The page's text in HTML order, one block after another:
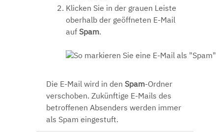
Klicken Sie in der grauen Leiste
oberhalb der geöffneten E-Mail
auf Spam.
Die E-Mail wird in den Spam-Ordner
verschoben. Zukünftige E-Mails des
betroffenen Absenders werden immer
als Spam eingestuft.